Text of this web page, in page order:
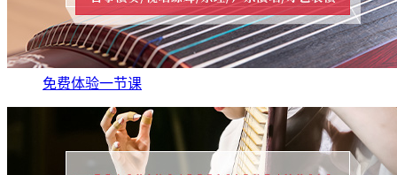
免费体验一节课